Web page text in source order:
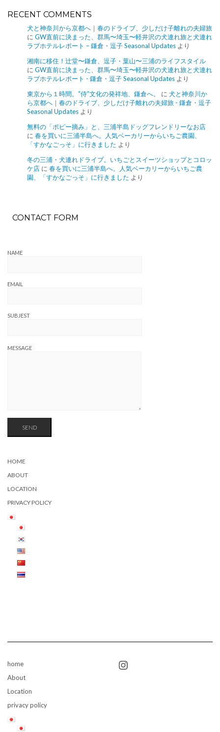
RECENT COMMENTS
犬と神奈川から京都へ｜春のドライブ、少しだけ子離れの夫婦旅
に GW直前に決まった、群馬〜埼玉〜軽井沢の犬連れ旅と犬連れ
ラブホテルレポート – 鎌倉・逗子 Seasonal Updates より
湘南に移住！辻堂〜鎌倉、逗子・葉山〜三浦のライフスタイル
に GW直前に決まった、群馬〜埼玉〜軽井沢の犬連れ旅と犬連れ
ラブホテルレポート - 鎌倉・逗子 Seasonal Updates より
東京から１時間。”侍”文化の発祥地、鎌倉へ。
に 犬と神奈川か
ら京都へ｜春のドライブ、少しだけ子離れの夫婦旅 - 鎌倉・逗子
Seasonal Updates より
無料の「ポピー摘み」と、三浦半島ドッグフレンドリーなお店
に 春を買いに三浦半島へ。人気ベーカリーからいちご農園、
「すかなごっそ」に行きました より
冬の三浦・犬連れドライブ。いちごとスイーツショップとコロッ
ケ店 に 春を買いに三浦半島へ。人気ベーカリーからいちご農
園、「すかなごっそ」に行きました より
CONTACT FORM
NAME
EMAIL
SUBJEST
MESSAGE
HOME
ABOUT
LOCATION
PRIVACY POLICY
home
About
Location
privacy policy
Instagram